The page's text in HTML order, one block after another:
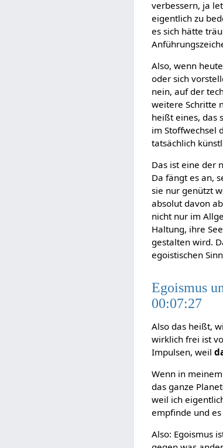
verbessern, ja
eigentlich zu
es sich hätte
Also, wenn
oder sich
nein, auf der
weitere Schritte
heißt eines, das
im Stoffwechsel
tatsächlich
Das ist eine der
Da fängt es an,
sie nur genützt
absolut davon
nicht nur im
Haltung, ihre
gestalten wird.
egoistischen
Egoismus
00:07:27
Also das heißt,
wirklich frei ist
Impulsen, weil
Wenn in
das ganze
weil ich
empfinde und
Also: Egoismus